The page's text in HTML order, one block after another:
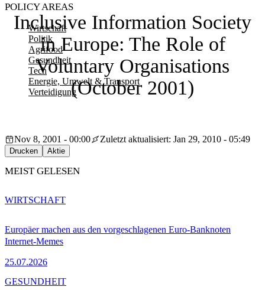
POLICY AREAS
Wirtschaft
Politik
Agrifood
Gesundheit
Tech
Energie, Umwelt & Transport
Verteidigung
Inclusive Information Society
in Europe: The Role of
Voluntary Organisations
(October 2001)
Nov 8, 2001 - 00:00 Zuletzt aktualisiert: Jan 29, 2010 - 05:49
Drucken Aktie
MEIST GELESEN
Europäer machen aus den vorgeschlagenen Euro-Banknoten
Internet-Memes
25.07.2026
WIRTSCHAFT
GESUNDHEIT